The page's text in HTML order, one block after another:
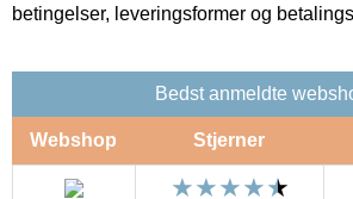
betingelser, leveringsformer og
Bedst anmeldte
Webshop Stjerner